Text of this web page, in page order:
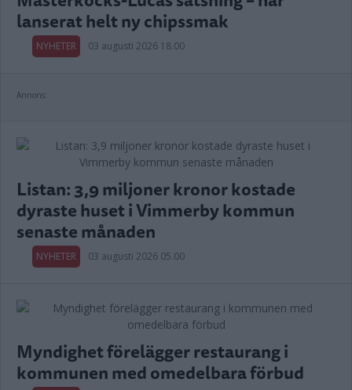
lanserat helt ny chipssmak
NYHETER 03 augusti 2026 18.00
Annons:
Listan: 3,9 miljoner kronor kostade
dyraste huset i Vimmerby kommun
senaste månaden
NYHETER 03 augusti 2026 05.00
Myndighet förelägger restaurang i
kommunen med omedelbara förbud